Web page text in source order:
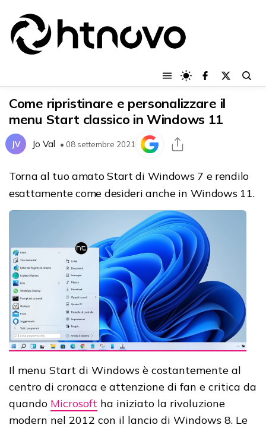
Come ripristinare e personalizzare il
menu Start classico in Windows 11
JV Jo Val • 08 settembre 2021
Torna al tuo amato Start di Windows 7 e rendilo
esattamente come desideri anche in Windows 11.
Il menu Start di Windows è costantemente al
centro di cronaca e attenzione di fan e critica da
quando Microsoft ha iniziato la rivoluzione
modern nel 2012 con il lancio di Windows 8. Le